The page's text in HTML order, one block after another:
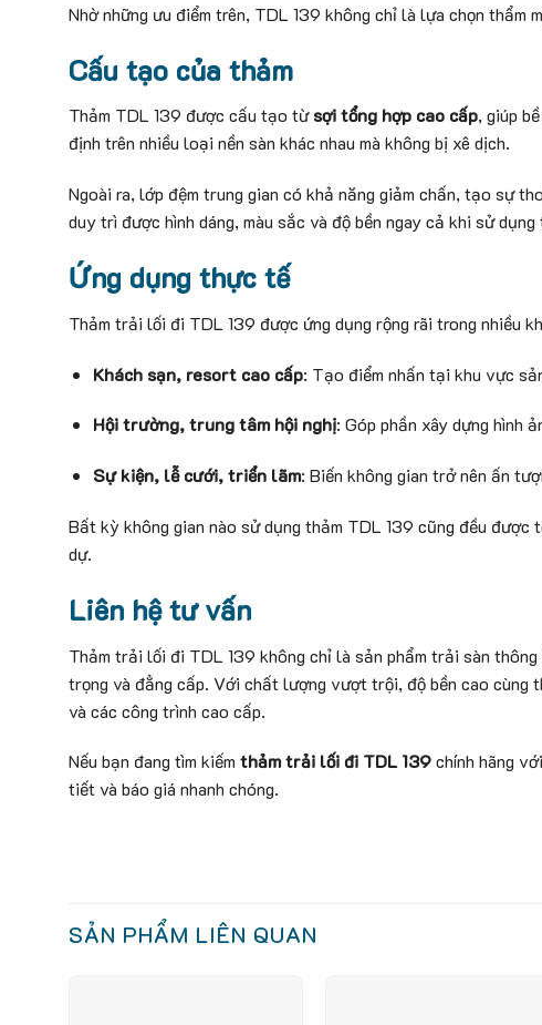
Nhờ những ưu điểm trên, TDL 139 không chỉ là lựa chọn thẩm
Cấu tạo của thảm
Thảm TDL 139 được cấu tạo từsợi tổng hợp cao cấp, giúp
định trên nhiều loại nền sàn khác nhau mà không bị xê dịch.
Ngoài ra, lớp đệm trung gian có khả năng giảm chấn, tạo sự
duy trì được hình dáng, màu sắc và độ bền ngay cả khi sử
Ứng dụng thực tế
Thảm trải lối đi TDL 139 được ứng dụng rộng rãi trong nhiều
Khách sạn, resort cao cấp: Tạo điểm nhấn tại khu vực
Hội trường, trung tâm hội nghị: Góp phần xây dựng hình
Sự kiện, lễ cưới, triển lãm: Biến không gian trở nên ấn
Bất kỳ không gian nào sử dụng thảm TDL 139 cũng đều
dự.
Liên hệ tư vấn
Thảm trải lối đi TDL 139 không chỉ là sản phẩm trải sàn
trọng và đẳng cấp. Với chất lượng vượt trội, độ bền cao cùng
và các công trình cao cấp.
Nếu bạn đang tìm kiếm thảm trải lối đi TDL 139chính hãng
tiết và báo giá nhanh chóng.
SẢN PHẨM LIÊN QUAN